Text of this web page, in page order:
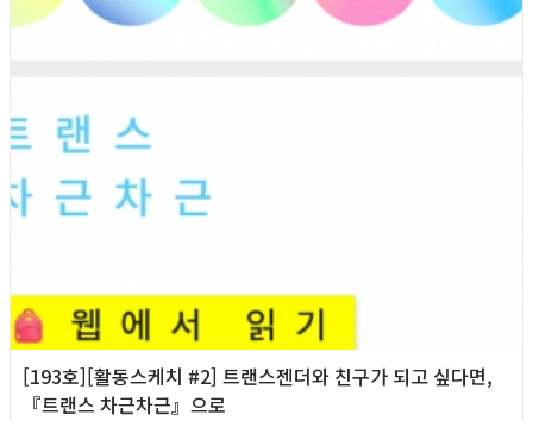
[193호][활동스케치 #2] 트랜스젠더와 친구가 되고 싶다면,
『트랜스 차근차근』으로